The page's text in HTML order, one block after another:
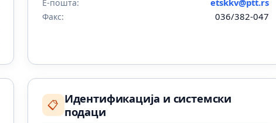
Е-пошта:
Факс: 036/382-047
📋 Идентификација и системски
подаци